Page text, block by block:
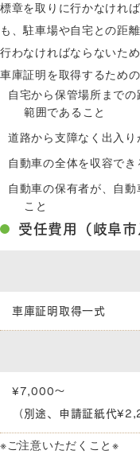
標章を取りに行かなけれ
も、駐車場や自宅との距
行わなければならないた
車庫証明を取得するため
自宅から保管場所まで
範囲であること
道路から支障なく出入り
自動車の全体を収容でき
自動車の保有者が、自
こと
受任費用（岐阜市
車庫証明取得一式
¥7,000～
（別途、申請証紙代
※ご注意いただくこと※